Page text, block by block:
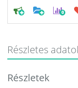
0
Részletes
Részletek